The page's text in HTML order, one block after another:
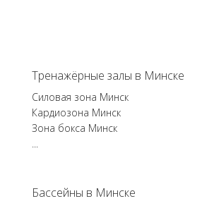
Тренажёрные залы в Минске
Силовая зона Минск
Кардиозона Минск
Зона бокса Минск
...
Бассейны в Минске